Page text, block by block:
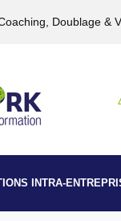
Doublage &
INTRA-